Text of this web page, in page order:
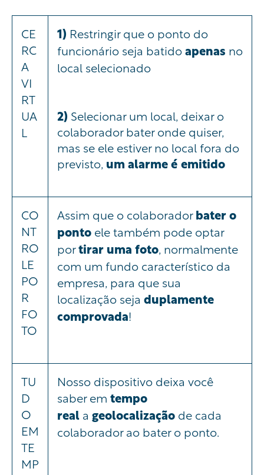
CE
RC
A
VI
RT
UA
L
1) Restringir que o ponto do
funcionário seja batidoapenas no
local selecionado
2) Selecionar um local, deixar o
colaborador bater onde quiser,
mas se ele estiver no local fora do
previsto, um alarme é emitido
CO
NT
RO
LE
PO
R
FO
TO
Assim que o colaboradorbater o
ponto ele também pode optar
portirar umafoto, normalmente
com um fundo característico da
empresa, para que sua
localização seja duplamente
comprovada!
TU
D
O
EM
TE
MP
Nosso dispositivo deixa você
saber em tempo
real a geolocalização de cada
colaborador ao bater o ponto.